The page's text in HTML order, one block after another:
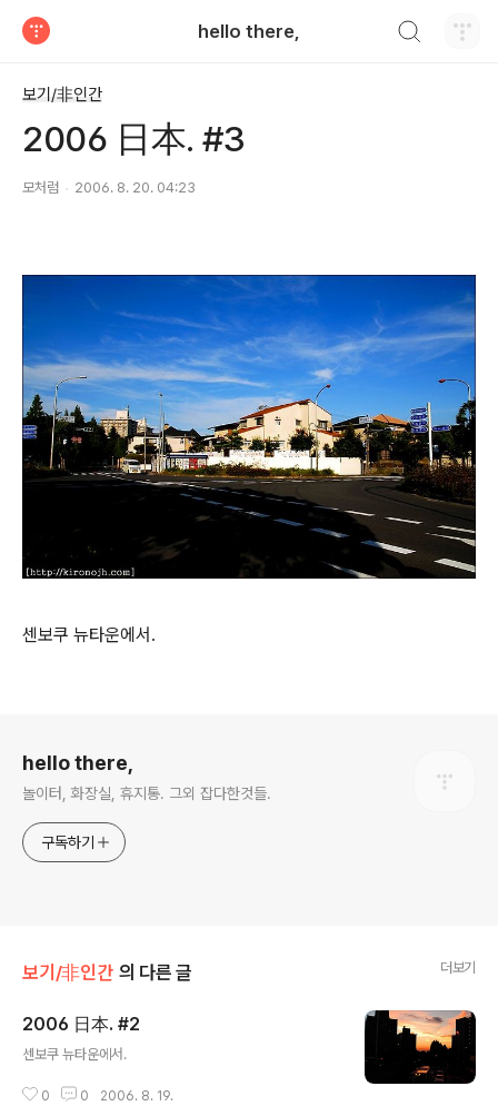
hello there,
보기/非인간
2006 日本. #3
모처럼 2006. 8. 20. 04:23
센보쿠 뉴타운에서.
hello there,
놀이터, 화장실, 휴지통. 그외 잡다한것들.
구독하기
보기/非인간 의 다른 글 더보기
2006 日本. #2
센보쿠 뉴타운에서.
0 0 2006. 8. 19.